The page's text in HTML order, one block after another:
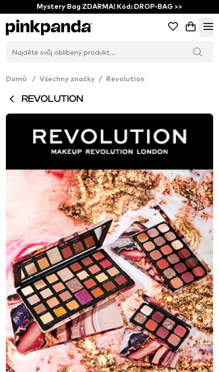
Mystery Bag ZDARMA! Kód: DROP-BAG >>
Domů / Všechny značky / Revolution
REVOLUTION